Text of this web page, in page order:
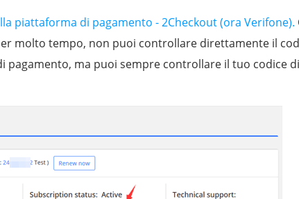
piattaforma di pagamento - 2Checkout (ora Verifone).
molto tempo, non puoi controllare direttamente il
pagamento, ma puoi sempre controllare il tuo codice di